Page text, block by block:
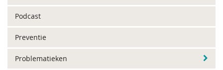
Podcast
Preventie
Problematieken